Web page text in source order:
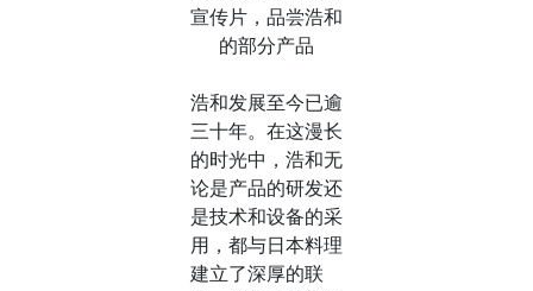
宣传片，品尝浩和
的部分产品
浩和发展至今已逾
三十年。在这漫长
的时光中，浩和无
论是产品的研发还
是技术和设备的采
用，都与日本料理
建立了深厚的联